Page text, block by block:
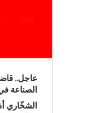
عاجل..
الصناعة
الشخّاري